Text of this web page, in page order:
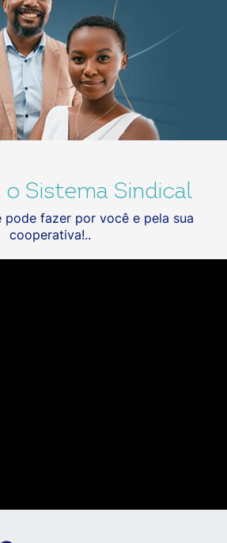
Sistema Sindical
pode fazer por você e pela sua
cooperativa!..